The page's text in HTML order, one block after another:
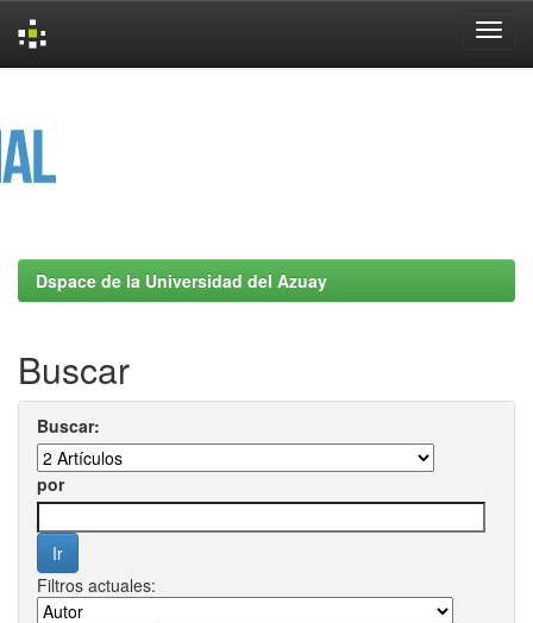
Dspace de la Universidad del Azuay
Buscar
Buscar:
por
Filtros actuales: